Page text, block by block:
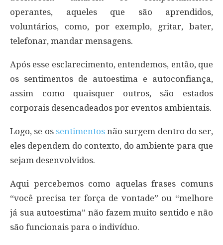
operantes, aqueles que são aprendidos,
voluntários, como, por exemplo, gritar, bater,
telefonar, mandar mensagens.
Após esse esclarecimento, entendemos, então, que
os sentimentos de autoestima e autoconfiança,
assim como quaisquer outros, são estados
corporais desencadeados por eventos ambientais.
Logo, se os sentimentosnão surgem dentro do ser,
eles dependem do contexto, do ambiente para que
sejam desenvolvidos.
Aqui percebemos como aquelas frases comuns
“você precisa ter força de vontade” ou “melhore
já sua autoestima” não fazem muito sentido e não
são funcionais para o indivíduo.